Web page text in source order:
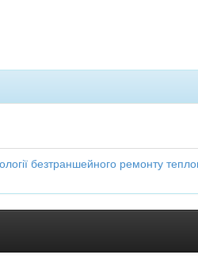
безтраншейного ремонту